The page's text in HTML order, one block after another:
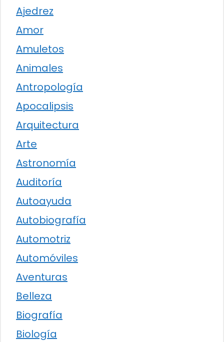
Ajedrez
Amor
Amuletos
Animales
Antropología
Apocalipsis
Arquitectura
Arte
Astronomía
Auditoría
Autoayuda
Autobiografía
Automotriz
Automóviles
Aventuras
Belleza
Biografía
Biología